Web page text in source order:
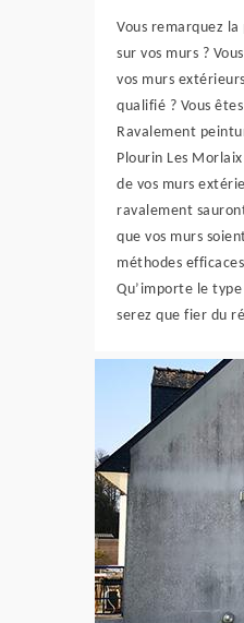
Vous remarquez la
sur vos murs ?
vos murs
qualifié ? Vous
Ravalement
Plourin Les
de vos murs
ravalement
que vos murs
méthodes
Qu’importe le
serez que fier du